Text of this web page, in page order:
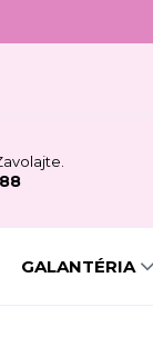
GALANTÉRIA